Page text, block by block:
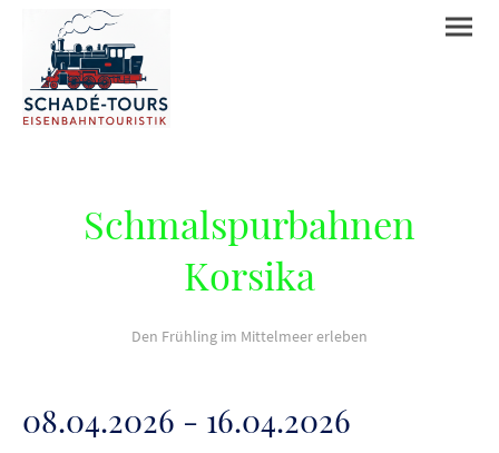
Schmalspurbahnen
Korsika
Den Frühling im Mittelmeer erleben
08.04.2026 - 16.04.2026